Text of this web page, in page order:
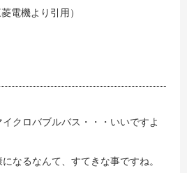
菱電機より引用）
クロバブルバス・・・いいですよ
なるなんて、すてきな事ですね。